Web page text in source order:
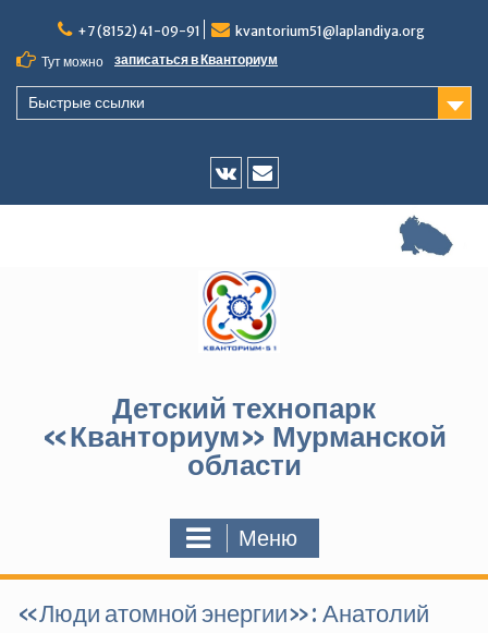
содержимому
+7 (8152) 41-09-91
kvantorium51@laplandiya.org
Тут можно
записаться в Кванториум
Быстрые ссылки
Vk
E-
Детский технопарк
«Кванториум» Мурманской
области
Меню
«Люди атомной энергии»: Анатолий